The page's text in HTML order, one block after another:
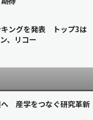
キングを発表 トップ3は
、リコー
へ 産学をつなぐ研究革新